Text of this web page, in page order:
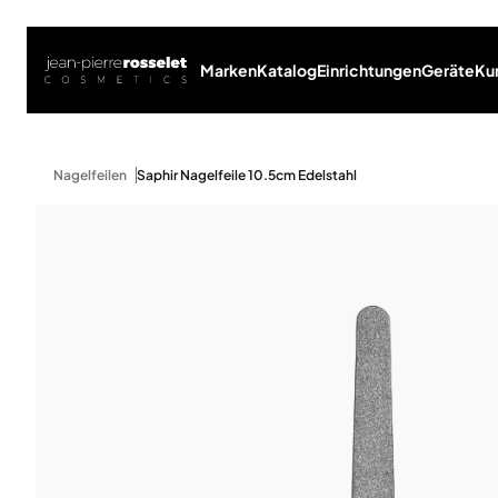
MarkenKatalogEinrichtungenGeräte
Nagelfeilen Saphir Nagelfeile 10.5cm Edelstahl